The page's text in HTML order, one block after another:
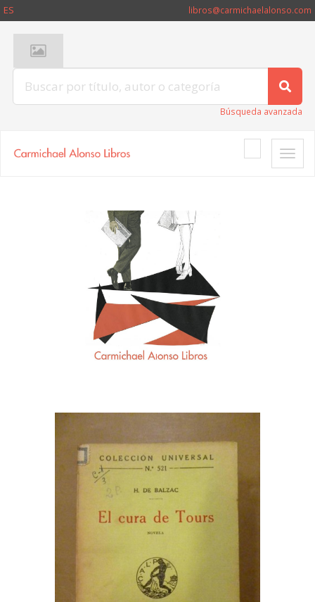
ES libros@carmichaelalonso.com
Búsqueda avanzada
Toggle